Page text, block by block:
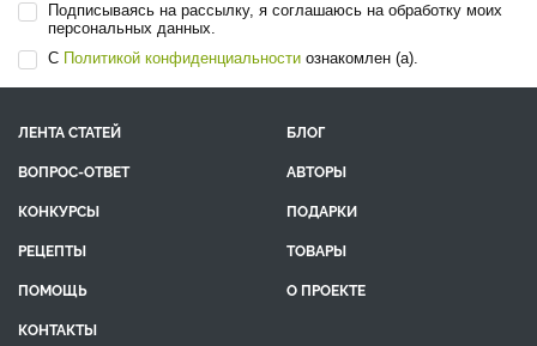
Подписываясь на рассылку, я соглашаюсь на обработку моих
персональных данных.
С Политикой конфиденциальности ознакомлен (а).
ЛЕНТА СТАТЕЙ
БЛОГ
ВОПРОС-ОТВЕТ
АВТОРЫ
КОНКУРСЫ
ПОДАРКИ
РЕЦЕПТЫ
ТОВАРЫ
ПОМОЩЬ
О ПРОЕКТЕ
КОНТАКТЫ